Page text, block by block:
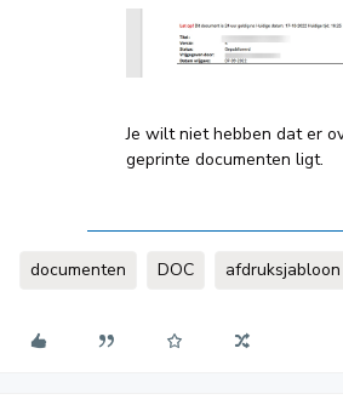
Je wilt niet hebben dat er
geprinte documenten ligt.
documenten DOC afdruksjabloon